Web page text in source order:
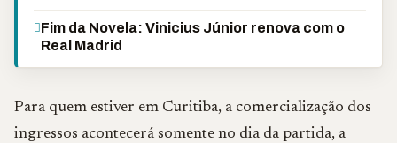
Fim da Novela: Vinicius Júnior renova com o
Real Madrid
Para quem estiver em Curitiba, a comercialização dos
ingressos acontecerá somente no dia da partida, a